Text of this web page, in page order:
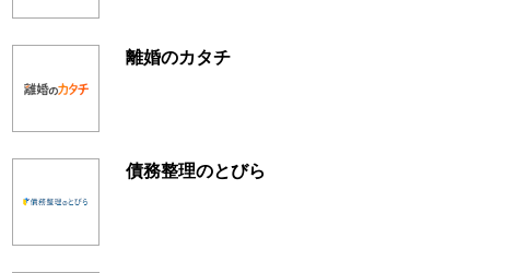
離婚のカタチ
債務整理のとびら